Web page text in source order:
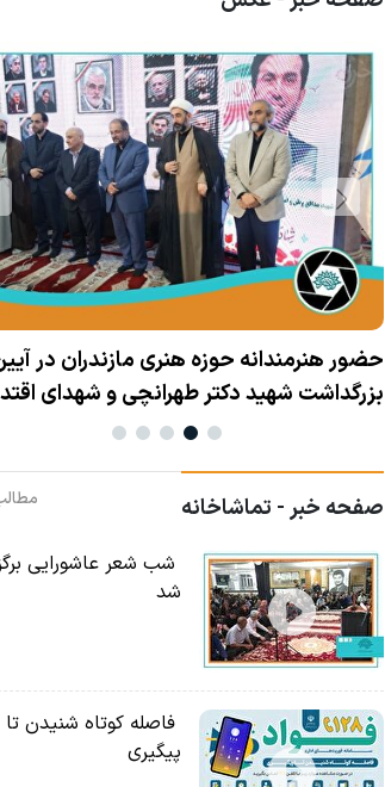
ویژه برنامه گرامیداشت هفته هنر انقلاب
در ساری
صفحه خبر - تماشاخانه
شب شعر عاشورایی
شد
فاصله کوتاه شنیدن تا
پیگیری